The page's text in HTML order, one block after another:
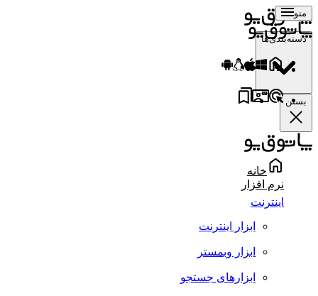
منو
دسته‌بندی‌ها
بستن
خانه
نرم افزار
اینترنت
ابزار اینترنت
ابزار وبمستر
ابزارهای جستجو